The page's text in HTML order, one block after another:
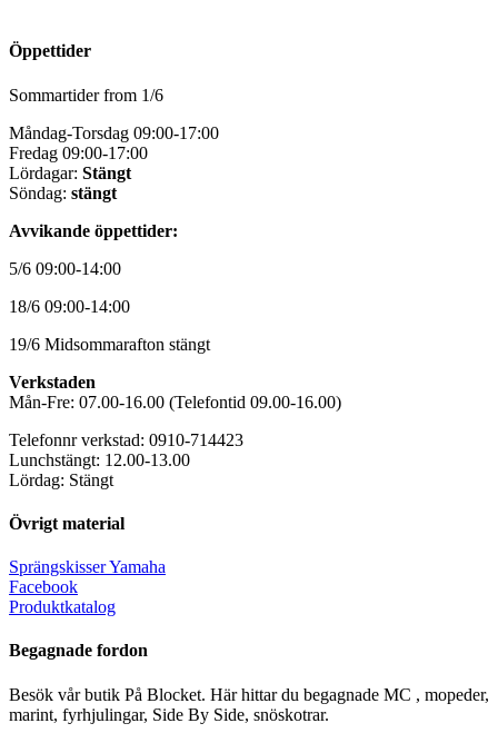
Öppettider
Sommartider from 1/6
Måndag-Torsdag 09:00-17:00
Fredag 09:00-17:00
Lördagar: Stängt
Söndag: stängt
Avvikande öppettider:
5/6 09:00-14:00
18/6 09:00-14:00
19/6 Midsommarafton stängt
Verkstaden
Mån-Fre: 07.00-16.00 (Telefontid 09.00-16.00)
Telefonnr verkstad: 0910-714423
Lunchstängt: 12.00-13.00
Lördag: Stängt
Övrigt material
Sprängskisser Yamaha
Facebook
Produktkatalog
Begagnade fordon
Besök vår butik På Blocket. Här hittar du begagnade MC , mopeder,
marint, fyrhjulingar, Side By Side, snöskotrar.